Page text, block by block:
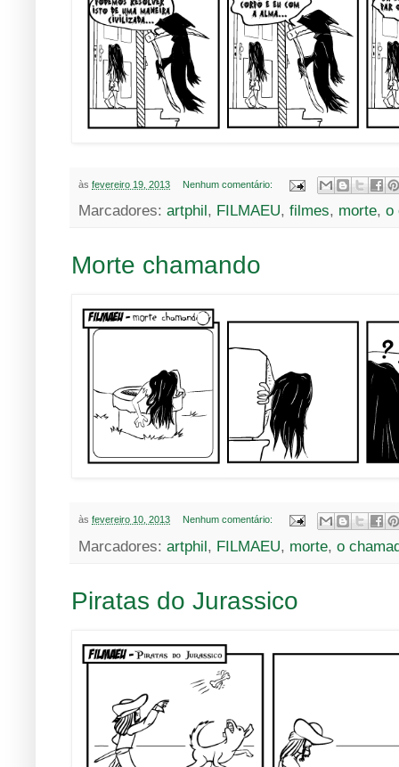
às fevereiro 19, 2013 Nenhum comentário:
Marcadores: artphil , FILMAEU, filmes, morte, o
Morte chamando
às fevereiro 10, 2013 Nenhum comentário:
Marcadores: artphil, FILMAEU, morte, o
Piratas do Jurassico